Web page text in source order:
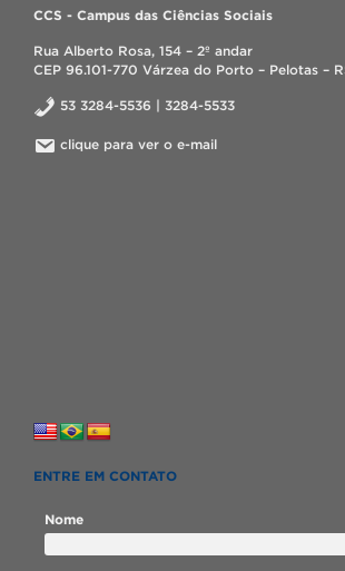
CCS - Campus das Ciências Sociais
Rua Alberto Rosa, 154 – 2º andar
CEP 96.101-770 Várzea do Porto – Pelotas –
53 3284-5536 | 3284-5533
clique para ver o e-mail
ENTRE EM CONTATO
Nome